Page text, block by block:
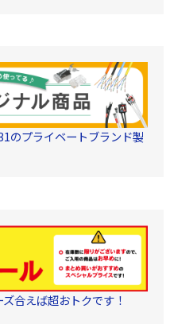
のプライベートブランド製
合えば超おトクです！